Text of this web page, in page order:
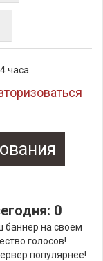
часа
0
баннер на своем
голосов!
популярнее!